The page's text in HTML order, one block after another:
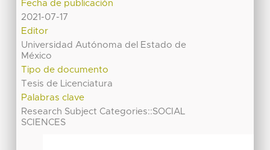
Fecha de publicación
2021-07-17
Editor
Universidad Autónoma del Estado de
México
Tipo de documento
Tesis de Licenciatura
Palabras clave
Research Subject Categories::SOCIAL
SCIENCES